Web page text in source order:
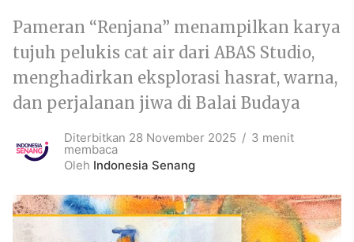
Pameran “Renjana” menampilkan karya
tujuh pelukis cat air dari ABAS Studio,
menghadirkan eksplorasi hasrat, warna,
dan perjalanan jiwa di Balai Budaya
Diterbitkan 28 November 2025 3 menit
membaca
Oleh Indonesia Senang